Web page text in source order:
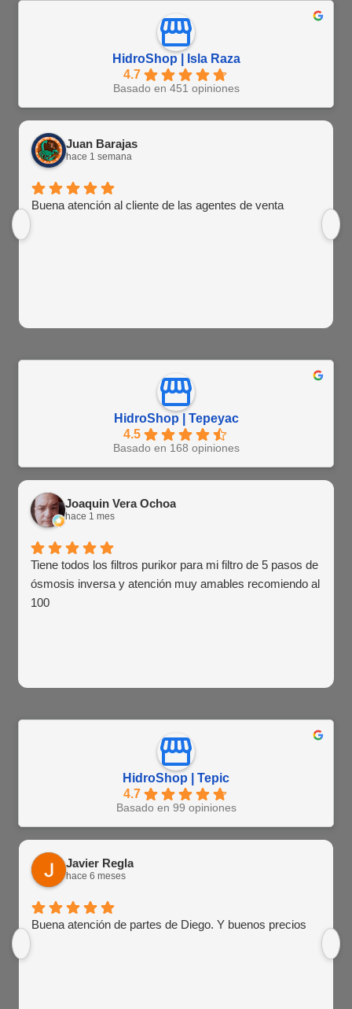
HidroShop | Isla Raza
4.7
Basado en 451 opiniones
Juan Barajas
hace 1 semana
Buena atención al cliente de las agentes de venta
HidroShop | Tepeyac
4.5
Basado en 168 opiniones
Joaquin Vera Ochoa
hace 1 mes
Tiene todos los filtros purikor para mi filtro de 5 pasos de
ósmosis inversa y atención muy amables recomiendo al
100
HidroShop | Tepic
4.7
Basado en 99 opiniones
Javier Regla
hace 6 meses
Buena atención de partes de Diego. Y buenos precios